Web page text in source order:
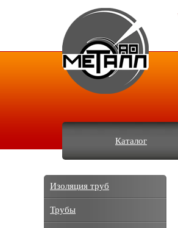
Каталог
Изоляция труб
Трубы